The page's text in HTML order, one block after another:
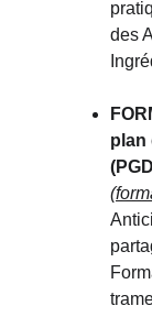
des
plan